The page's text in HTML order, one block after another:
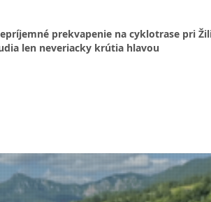
prekvapenie na cyklotrase pri
len neveriacky krútia hlavou